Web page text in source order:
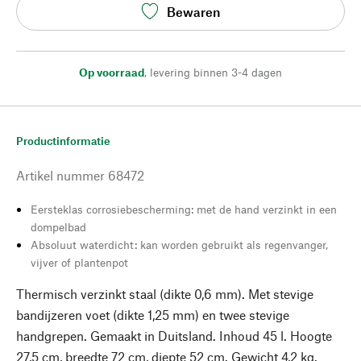
Bewaren
Op voorraad, levering binnen 3-4 dagen
Productinformatie
Artikel nummer 68472
Eersteklas corrosiebescherming: met de hand verzinkt in een
dompelbad
Absoluut waterdicht: kan worden gebruikt als regenvanger,
vijver of plantenpot
Thermisch verzinkt staal (dikte 0,6 mm). Met stevige
bandijzeren voet (dikte 1,25 mm) en twee stevige
handgrepen. Gemaakt in Duitsland. Inhoud 45 l. Hoogte
27,5 cm, breedte 72 cm, diepte 52 cm. Gewicht 4,2 kg.